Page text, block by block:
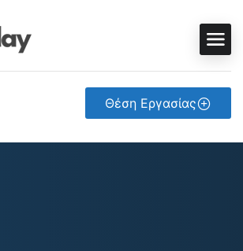
Θέση Εργασίας